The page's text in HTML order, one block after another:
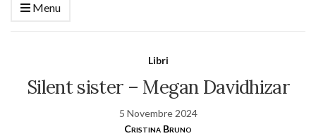
Menu
Libri
Silent sister – Megan Davidhizar
5 Novembre 2024
Cristina Bruno